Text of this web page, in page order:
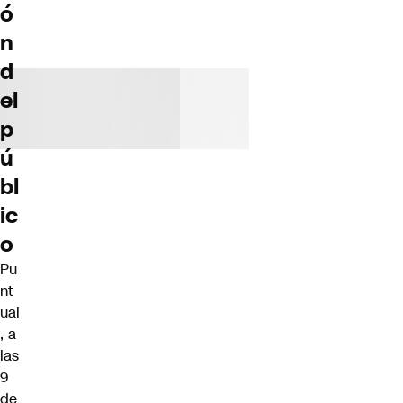
ó
n
d
el
p
ú
bl
ic
o
Pu
nt
ual
, a
las
9